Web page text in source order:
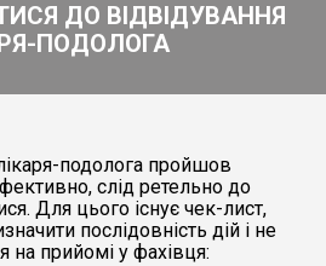
ДО ВІДВІДУВАННЯ
ПОДОЛОГА
подолога пройшов
слід ретельно до
Для цього існує чек-лист,
послідовність дій і не
на прийомі у фахівця: